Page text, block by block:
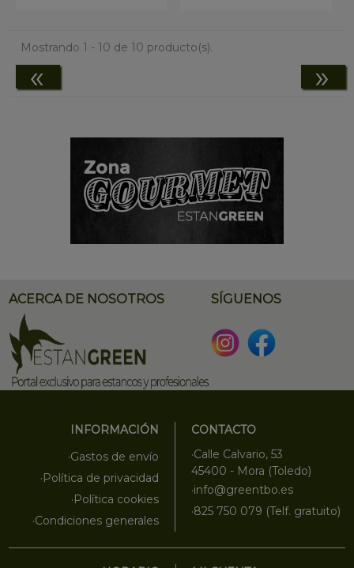
Mostrando 1 - 10 de 10 producto(s).
« »
ACERCA DE NOSOTROS SÍGUENOS
INFORMACIÓN
·Gastos de envío
·Política de privacidad
·Política cookies
·Condiciones generales
CONTACTO
·Calle Calvario, 53
45400 - Mora (Toledo)
·info@greentbo.es
·825 750 079 (Telf. gratuito)